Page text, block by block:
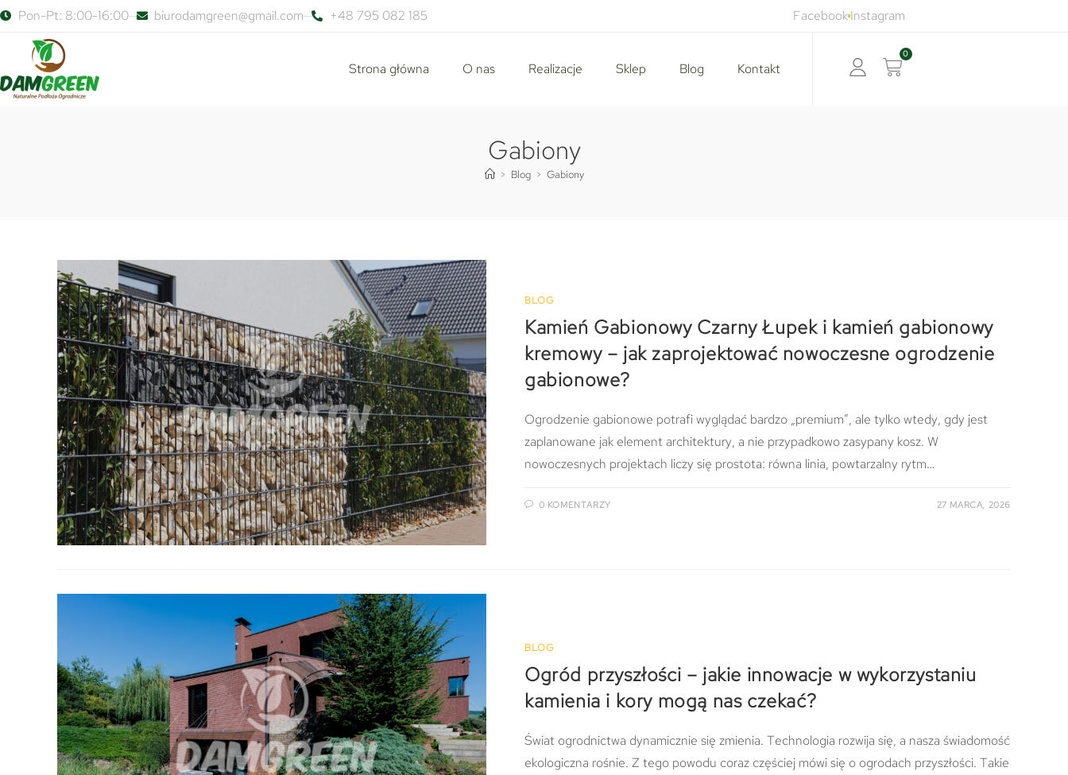
Pon-Pt: 8:00-16:00 biurodamgreen@gmail.com +48 795 082 185 FacebookInstagram
Strona główna O nas Realizacje Sklep Blog Kontakt
0
Gabiony
> Blog > Gabiony
BLOG
Kamień Gabionowy Czarny Łupek i kamień gabionowy
kremowy – jak zaprojektować nowoczesne ogrodzenie
gabionowe?
Ogrodzenie gabionowe potrafi wyglądać bardzo „premium”, ale tylko wtedy, gdy jest
zaplanowane jak element architektury, a nie przypadkowo zasypany kosz. W
nowoczesnych projektach liczy się prostota: równa linia, powtarzalny rytm…
0 KOMENTARZY 27 MARCA, 2026
BLOG
Ogród przyszłości – jakie innowacje w wykorzystaniu
kamienia i kory mogą nas czekać?
Świat ogrodnictwa dynamicznie się zmienia. Technologia rozwija się, a nasza świadomość
ekologiczna rośnie. Z tego powodu coraz częściej mówi się o ogrodach przyszłości. Takie